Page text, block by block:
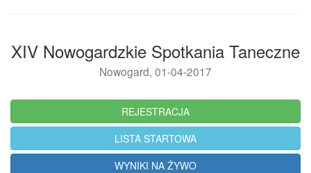
XIV Nowogardzkie Spotkania Taneczne
Nowogard, 01-04-2017
REJESTRACJA
LISTA STARTOWA
WYNIKI NA ŻYWO